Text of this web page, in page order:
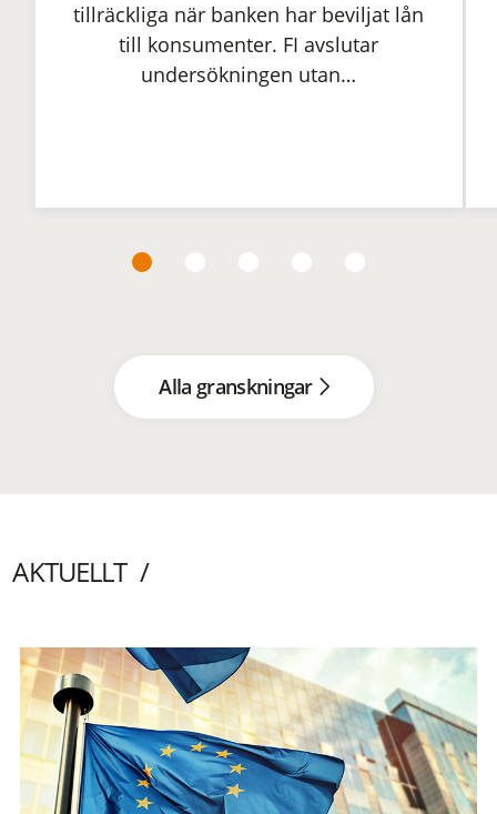
tillräckliga när banken har beviljat lån
till konsumenter. FI avslutar
undersökningen utan…
Alla granskningar
AKTUELLT